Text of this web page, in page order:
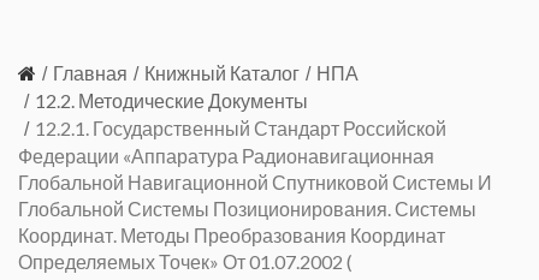
Главная Книжный Каталог
НПА
12.2. Методические Документы
12.2.1. Государственный Стандарт Российской
Федерации «Аппаратура Радионавигационная
Глобальной Навигационной Спутниковой Системы И
Глобальной Системы Позиционирования. Системы
Координат. Методы Преобразования Координат
Определяемых Точек» От 01.07.2002 (
атомному надзору
Информация и космос
Маркшейдерия и недропользование
Маркшейдерский вестник
Медицина катастроф